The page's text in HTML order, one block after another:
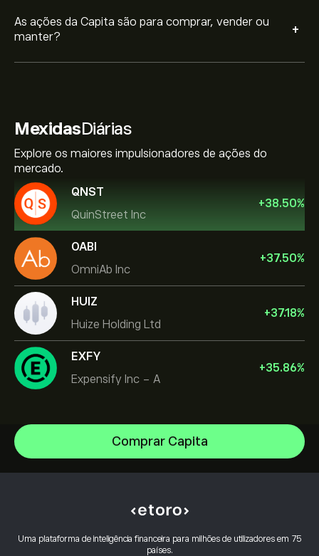
As ações da Capita são para comprar, vender ou
manter?
+
MexidasDiárias
Explore os maiores impulsionadores de ações do
mercado.
QNST
QuinStreet Inc
+38.50%
OABI
OmniAb Inc
+37.50%
HUIZ
Huize Holding Ltd
+37.18%
EXFY
Expensify Inc - A
+35.86%
Comprar Capita
Uma plataforma de inteligência financeira para milhões de utilizadores em 75
países.
Micron Technology, Inc.
Centro de ajuda
Como efetuar levantamentos
Abrir conta
Como funciona o CopyTrading
O que é a Alavancagem & Margem
Porquê escolher o eToro